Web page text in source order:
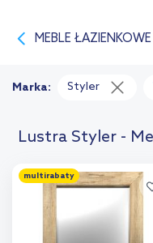
MEBLE ŁAZIENKOWE
Lustra Styler -
Marka: Styler
multirabaty